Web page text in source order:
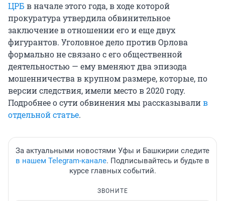
ЦРБ в начале этого года, в ходе которой
прокуратура утвердила обвинительное
заключение в отношении его и еще двух
фигурантов. Уголовное дело против Орлова
формально не связано с его общественной
деятельностью — ему вменяют два эпизода
мошенничества в крупном размере, которые, по
версии следствия, имели место в 2020 году.
Подробнее о сути обвинения мы рассказывалив
отдельной статье.
За актуальными новостями Уфы и Башкирии следите
в нашем Telegram-канале. Подписывайтесь и будьте в
курсе главных событий.
ЗВОНИТЕ